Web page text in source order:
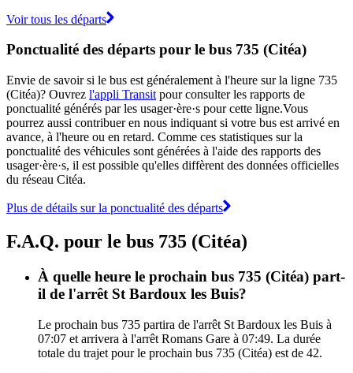
Voir tous les départs
Ponctualité des départs pour le bus 735 (Citéa)
Envie de savoir si le bus est généralement à l'heure sur la ligne 735
(Citéa)? Ouvrez l'appli Transit pour consulter les rapports de
ponctualité générés par les usager·ère·s pour cette ligne.Vous
pourrez aussi contribuer en nous indiquant si votre bus est arrivé en
avance, à l'heure ou en retard. Comme ces statistiques sur la
ponctualité des véhicules sont générées à l'aide des rapports des
usager·ère·s, il est possible qu'elles diffèrent des données officielles
du réseau Citéa.
Plus de détails sur la ponctualité des départs
F.A.Q. pour le bus 735 (Citéa)
À quelle heure le prochain bus 735 (Citéa) part-
il de l'arrêt St Bardoux les Buis?
Le prochain bus 735 partira de l'arrêt St Bardoux les Buis à
07:07 et arrivera à l'arrêt Romans Gare à 07:49. La durée
totale du trajet pour le prochain bus 735 (Citéa) est de 42.